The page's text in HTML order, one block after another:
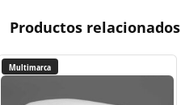
Productos relacionados
Multimarca